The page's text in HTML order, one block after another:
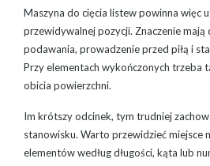
Maszyna do cięcia listew powinna więc
przewidywalnej pozycji. Znaczenie mają
podawania, prowadzenie przed piłą i
Przy elementach wykończonych trzeba
obicia powierzchni.
Im krótszy odcinek, tym trudniej
stanowisku. Warto przewidzieć miejsce
elementów według długości, kąta lub